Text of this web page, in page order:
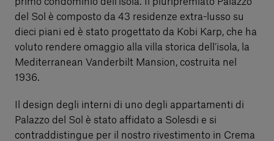
del Sol è composto da 43 residenze extra-lusso su
dieci piani ed è stato progettato da Kobi Karp, che ha
voluto rendere omaggio alla villa storica dell’isola, la
Mediterranean Vanderbilt Mansion, costruita nel
1936.
Il design degli interni di uno degli appartamenti di
Palazzo del Sol è stato affidato a Solesdi e si
contraddistingue per il nostro rivestimento in Crema